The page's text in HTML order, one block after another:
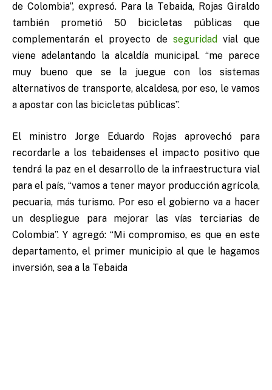
de Colombia”, expresó. Para la Tebaida, Rojas Giraldo
también prometió 50 bicicletas públicas que
complementarán el proyecto de seguridad vial que
viene adelantando la alcaldía municipal. “me parece
muy bueno que se la juegue con los sistemas
alternativos de transporte, alcaldesa, por eso, le vamos
a apostar con las bicicletas públicas”.
El ministro Jorge Eduardo Rojas aprovechó para
recordarle a los tebaidenses el impacto positivo que
tendrá la paz en el desarrollo de la infraestructura vial
para el país, “vamos a tener mayor producción agrícola,
pecuaria, más turismo. Por eso el gobierno va a hacer
un despliegue para mejorar las vías terciarias de
Colombia”. Y agregó: “Mi compromiso, es que en este
departamento, el primer municipio al que le hagamos
inversión, sea a la Tebaida